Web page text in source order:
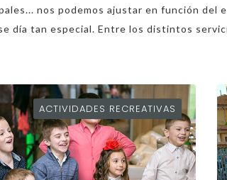
nos podemos ajustar en función del
día tan especial. Entre los distintos
ACTIVIDADES RECREATIVAS